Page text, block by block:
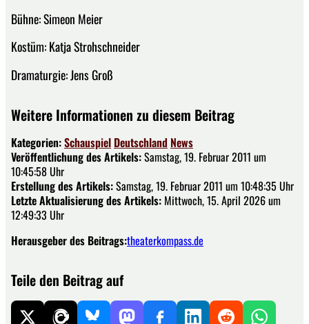
Bühne: Simeon Meier
Kostüm: Katja Strohschneider
Dramaturgie: Jens Groß
Weitere Informationen zu diesem Beitrag
Kategorien:Schauspiel Deutschland News
Veröffentlichung des Artikels:Samstag, 19. Februar 2011 um
10:45:58 Uhr
Erstellung des Artikels:Samstag, 19. Februar 2011 um 10:48:35 Uhr
Letzte Aktualisierung des Artikels: Mittwoch, 15. April 2026 um
12:49:33 Uhr
Herausgeber des Beitrags:theaterkompass.de
Teile den Beitrag auf